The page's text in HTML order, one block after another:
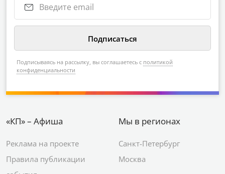
Подписываясь на рассылку, вы соглашаетесь с политикой
конфиденциальности
«КП» – Афиша
Реклама на проекте
Правила публикации
Мы в регионах
Санкт-Петербург
Москва